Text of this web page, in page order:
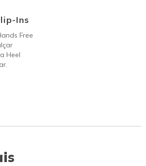
Ins
Free
Heel